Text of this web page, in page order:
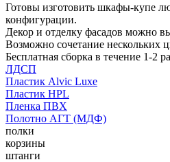
Готовы изготовить шкафы-купе
конфигурации.
Декор и отделку фасадов можно
Возможно сочетание нескольких
Бесплатная сборка в течение 1-2
ЛДСП
Пластик Alvic Luxe
Пластик HPL
Пленка ПВХ
Полотно АГТ (МДФ)
полки
корзины
штанги